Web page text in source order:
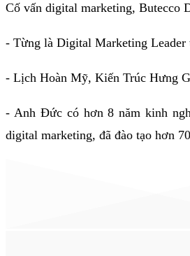
Cố vấn digital marketing, Butecco
- Từng là Digital Marketing Leader
- Lịch Hoàn Mỹ, Kiến Trúc Hưng
- Anh Đức có hơn 8 năm kinh
digital marketing, đã đào tạo hơn